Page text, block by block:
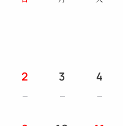
2 3 4